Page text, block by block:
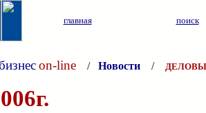
главная поиск
on-line / Новости /